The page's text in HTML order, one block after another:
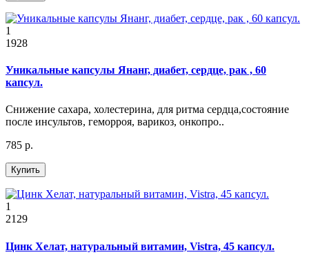
1
1928
Уникальные капсулы Янанг, диабет, сердце, рак , 60
капсул.
Снижение сахара, холестерина, для ритма сердца,состояние
после инсультов, геморроя, варикоз, онкопро..
785 р.
Купить
1
2129
Цинк Хелат, натуральный витамин, Vistra, 45 капсул.